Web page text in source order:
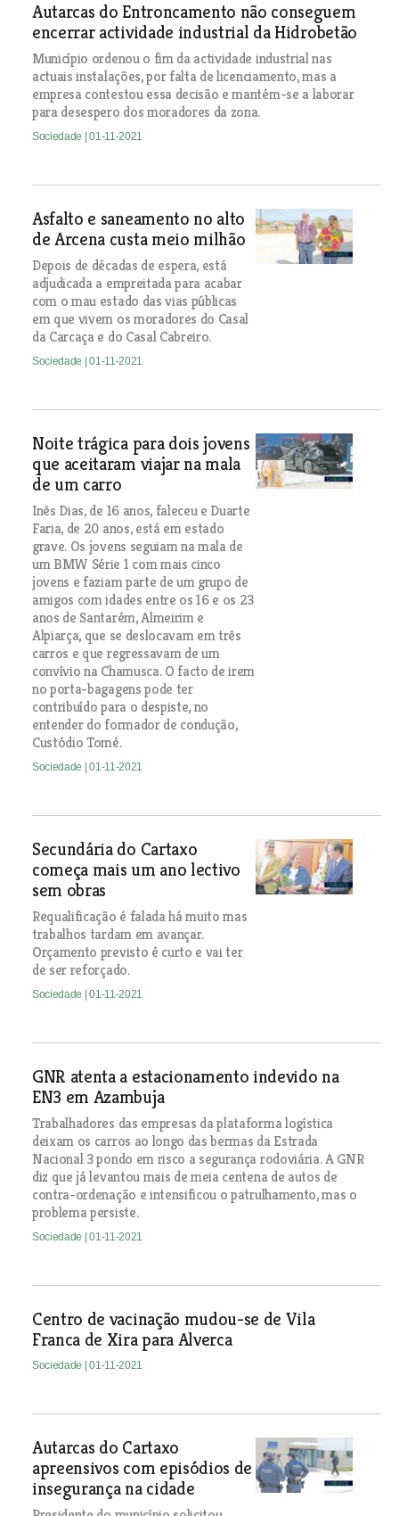
Autarcas do Entroncamento não conseguem
encerrar actividade industrial da Hidrobetão
Município ordenou o fim da actividade industrial nas
actuais instalações, por falta de licenciamento, mas a
empresa contestou essa decisão e mantém-se a laborar
para desespero dos moradores da zona.
Sociedade | 01-11-2021
Asfalto e saneamento no alto
de Arcena custa meio milhão
Depois de décadas de espera, está
adjudicada a empreitada para acabar
com o mau estado das vias públicas
em que vivem os moradores do Casal
da Carcaça e do Casal Cabreiro.
Sociedade | 01-11-2021
Noite trágica para dois jovens
que aceitaram viajar na mala
de um carro
Inês Dias, de 16 anos, faleceu e Duarte
Faria, de 20 anos, está em estado
grave. Os jovens seguiam na mala de
um BMW Série 1 com mais cinco
jovens e faziam parte de um grupo de
amigos com idades entre os 16 e os 23
anos de Santarém, Almeirim e
Alpiarça, que se deslocavam em três
carros e que regressavam de um
convívio na Chamusca. O facto de irem
no porta-bagagens pode ter
contribuído para o despiste, no
entender do formador de condução,
Custódio Tomé.
Sociedade | 01-11-2021
Secundária do Cartaxo
começa mais um ano lectivo
sem obras
Requalificação é falada há muito mas
trabalhos tardam em avançar.
Orçamento previsto é curto e vai ter
de ser reforçado.
Sociedade | 01-11-2021
GNR atenta a estacionamento indevido na
EN3 em Azambuja
Trabalhadores das empresas da plataforma logística
deixam os carros ao longo das bermas da Estrada
Nacional 3 pondo em risco a segurança rodoviária. A GNR
diz que já levantou mais de meia centena de autos de
contra-ordenação e intensificou o patrulhamento, mas o
problema persiste.
Sociedade | 01-11-2021
Centro de vacinação mudou-se de Vila
Franca de Xira para Alverca
Sociedade | 01-11-2021
Autarcas do Cartaxo
apreensivos com episódios de
insegurança na cidade